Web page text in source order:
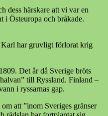
dess härskare att vi var en
i Östeuropa och bråkade.
Karl har gruvligt förlorat krig
Det år då Sverige bröts
till Ryssland. Finland –
i ryssarnas gap.
att ”inom Sveriges gränser